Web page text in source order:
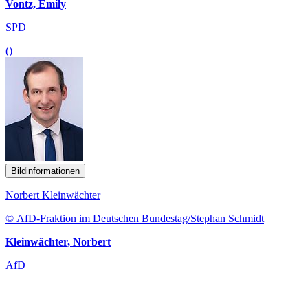
Vontz, Emily
SPD
()
Bildinformationen
Norbert Kleinwächter
© AfD-Fraktion im Deutschen Bundestag/Stephan Schmidt
Kleinwächter, Norbert
AfD